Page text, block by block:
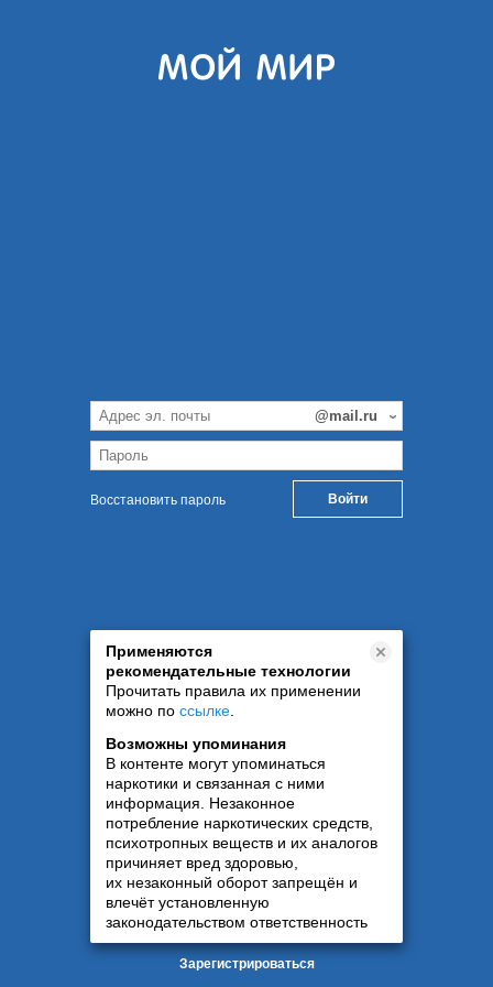
Восстановить пароль
Применяются
рекомендательные технологии
Прочитать правила их применении
можно по ссылке
Возможны упоминания
В контенте могут упоминаться
наркотики и связанная с ними
информация. Незаконное
потребление наркотических средств,
психотропных веществ и их аналогов
причиняет вред здоровью,
их незаконный оборот запрещён и
влечёт установленную
законодательством ответственность
Зарегистрироваться